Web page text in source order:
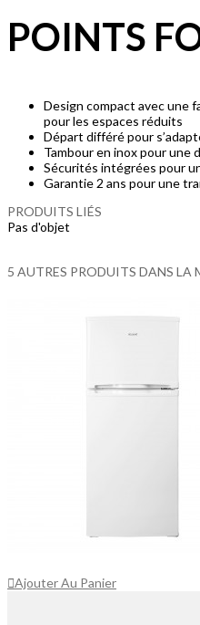
POINTS
Design compact avec une
pour les espaces réduits
Départ différé pour
Tambour en inox pour une
Sécurités intégrées pour
Garantie 2 ans pour une
PRODUITS LIÉS
Pas d'objet
5 AUTRES PRODUITS DANS LA
Ajouter Au Panier